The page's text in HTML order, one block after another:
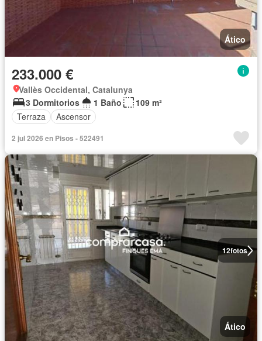
Ático
233.000 €
Vallès Occidental, Catalunya
3 Dormitorios
1 Baño
109 m²
Terraza
Ascensor
2 jul 2026 en Pisos - 522491
12fotos
Ático